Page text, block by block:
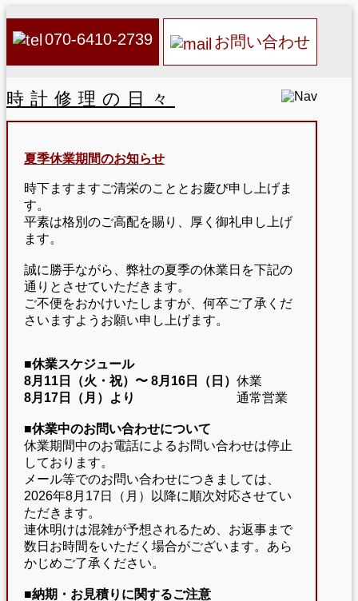
070-6410-2739 お問い合わせ
時計修理の日々
夏季休業期間のお知らせ
時下ますますご清栄のこととお慶び申し上げま
す。
平素は格別のご高配を賜り、厚く御礼申し上げ
ます。
誠に勝手ながら、弊社の夏季の休業日を下記の
通りとさせていただきます。
ご不便をおかけいたしますが、何卒ご了承くだ
さいますようお願い申し上げます。
■休業スケジュール
8月11日（火・祝）〜 8月16日（日） 休業
8月17日（月）より
通常営業
■休業中のお問い合わせについて
休業期間中のお電話によるお問い合わせは停止
しております。
メール等でのお問い合わせにつきましては、
2026年8月17日（月）以降に順次対応させてい
ただきます。
連休明けは混雑が予想されるため、お返事まで
数日お時間をいただく場合がございます。あら
かじめご了承ください。
■納期・お見積りに関するご注意